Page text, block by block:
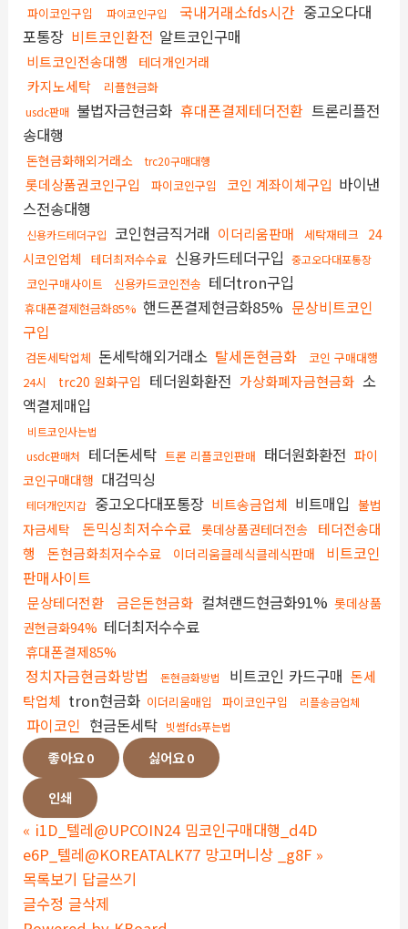
파이코인구입 파이코인구입 국내거래소fds시간 중고오다대
포통장 비트코인환전 알트코인구매
비트코인전송대행 테더개인거래
카지노세탁 리플현금화
usdc판매 불법자금현금화 휴대폰결제테더전환 트론리플전
송대행
돈현금화해외거래소 trc20구매대행
롯데상품권코인구입 파이코인구입 코인 계좌이체구입 바이낸
스전송대행
신용카드테더구입 코인현금직거래 이더리움판매 세탁재테크
24
시코인업체 테더최저수수료 신용카드테더구입 중고오다대포통장
코인구매사이트 신용카드코인전송 테더tron구입
휴대폰결제현금화85% 핸드폰결제현금화85% 문상비트코인
구입
검돈세탁업체 돈세탁해외거래소 탈세돈현금화
코인 구매대행
24시
trc20 원화구입 테더원화환전 가상화폐자금현금화 소
액결제매입
비트코인사는법
usdc판매처
테더돈세탁 트론 리플코인판매 태더원화환전 파이
코인구매대행 대검믹싱
테더개인지갑 중고오다대포통장 비트송금업체 비트매입 불법
자금세탁
돈믹싱최저수수료 롯데상품권테더전송 테더전송대
행
돈현금화최저수수료 이더리움클레식클레식판매
비트코인
판매사이트
문상테더전환 금은돈현금화 컬쳐랜드현금화91% 롯데상품
권현금화94% 테더최저수수료
휴대폰결제85%
정치자금현금화방법 돈현금화방법 비트코인 카드구매 돈세
탁업체 tron현금화 이더리움매입 파이코인구입 리플송금업체
파이코인 현금돈세탁 빗썸fds푸는법
좋아요0 싫어요0
인쇄
« i1D_텔레@UPCOIN24 밈코인구매대행_d4D
e6P_텔레@KOREATALK77 망고머니상 _g8F »
목록보기 답글쓰기
글수정 글삭제